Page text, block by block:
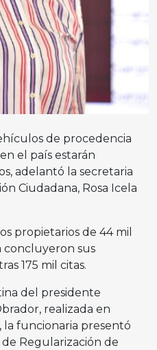
de procedencia
el país estarán
adelantó la secretaria
Ciudadana, Rosa Icela
propietarios de 44 mil
concluyeron sus
175 mil citas.
del presidente
realizada en
la funcionaria presentó
Regularización de